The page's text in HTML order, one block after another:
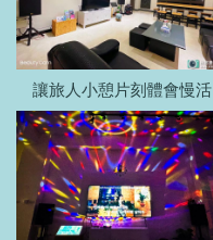
讓旅人小憩片刻體會慢活